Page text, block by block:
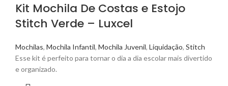
Kit Mochila De Costas e Estojo
Stitch Verde – Luxcel
Mochilas, Mochila Infantil, Mochila Juvenil, Liquidação, Stitch
Esse kit é perfeito para tornar o dia a dia escolar mais divertido
e organizado.